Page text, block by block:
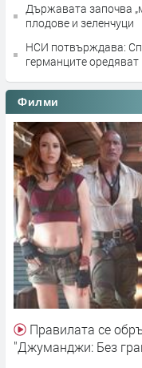
Държавата започва
плодове и зеленчуци
НСИ потвърждава:
германците оредяват
Филми
Правилата се
"Джуманджи: Без